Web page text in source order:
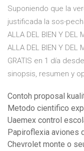
Suponiendo que la
justificada la sos-
ALLA DEL BIEN Y DEL
ALLA DEL BIEN Y DEL
GRATIS en 1 día
sinopsis, resumen y
Contoh proposal
Metodo cientifico
Uaemex control
Papiroflexia aviones
Chevrolet monte o